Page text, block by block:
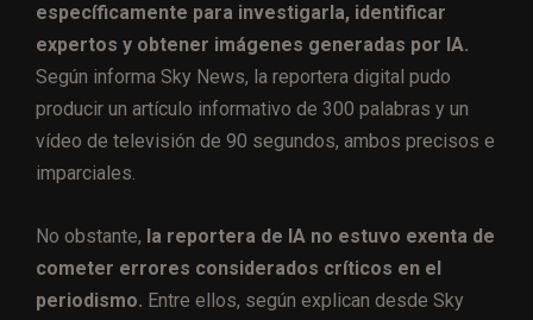
específicamente para investigarla, identificar
expertos y obtener imágenes generadas por IA.
Según informa Sky News, la reportera digital pudo
producir un artículo informativo de 300 palabras y un
vídeo de televisión de 90 segundos, ambos precisos e
imparciales.
No obstante, la reportera de IA no estuvo exenta de
cometer errores considerados críticos en el
periodismo. Entre ellos, según explican desde Sky